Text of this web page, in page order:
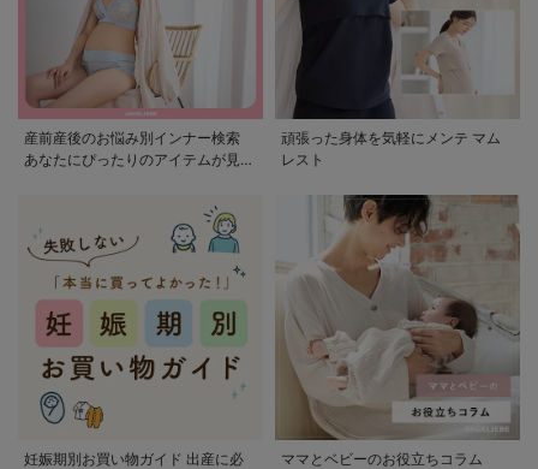
産前産後のお悩み別インナー検索
あなたにぴったりのアイテムが見つ
頑張った身体を気軽にメンテ マム
レスト
妊娠期別お買い物ガイド 出産に必
ママとベビーのお役立ちコラム